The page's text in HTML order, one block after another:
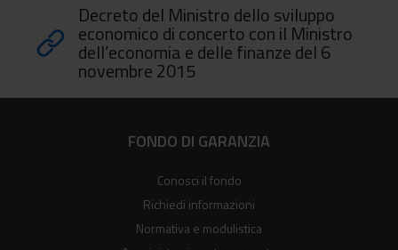
Decreto del Ministro dello sviluppo
economico di concerto con il Ministro
dell’economia e delle finanze del 6
novembre 2015
FONDO DI GARANZIA
Conosci il fondo
Richiedi informazioni
Normativa e modulistica